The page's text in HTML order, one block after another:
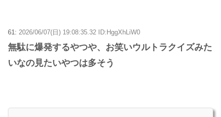
61: 2026/06/07(日) 19:08:35.32 ID:HggXhLiW0
無駄に爆発するやつや、お笑いウルトラクイズみた
いなの見たいやつは多そう